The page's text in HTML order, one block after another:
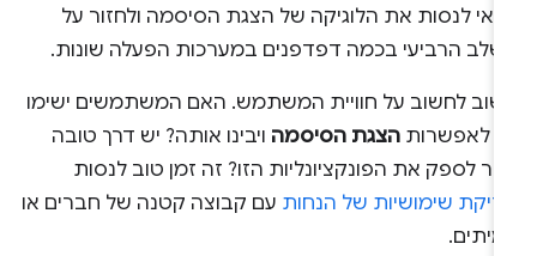
לנסות את הלוגיקה של הצגת הסיסמה ולחזור על
הרביעי בכמה דפדפנים במערכות הפעלה שונות.
לחשוב על חוויית המשתמש. האם המשתמשים ישימו
לאפשרותהצגת הסיסמהויבינו אותה? יש דרך טובה
לספק את הפונקציונליות הזו? זה זמן טוב לנסות
שימושיות של הנחותעם קבוצה קטנה של חברים או